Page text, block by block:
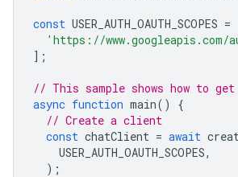
const USER_AUTH_OAUTH_SCOPES =
'https://www.googleapis.com/
];
// This sample shows how to
async function main()
{
// Create a client
const chatClient = await
USER_AUTH_OAUTH_SCOPES,
);